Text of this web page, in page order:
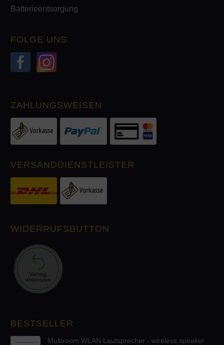
Batterieentsorgung
FOLGE UNS
ZAHLUNGSWEISEN
VERSANDDIENSTLEISTER
WIDERRUFSBUTTON
BESTSELLER
Multiroom WLAN Lautsprecher - wireless speaker